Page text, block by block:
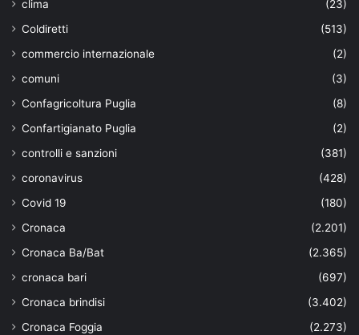
clima
(23)
Coldiretti
(513)
commercio internazionale
(2)
comuni
(3)
Confagricoltura Puglia
(8)
Confartigianato Puglia
(2)
controlli e sanzioni
(381)
coronavirus
(428)
Covid 19
(180)
Cronaca
(2.201)
Cronaca Ba/Bat
(2.365)
cronaca bari
(697)
Cronaca brindisi
(3.402)
Cronaca Foggia
(2.273)